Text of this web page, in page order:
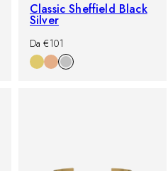
Classic Sheffield Black
Silver
-
%
Prezzo
di
listino
Da €101